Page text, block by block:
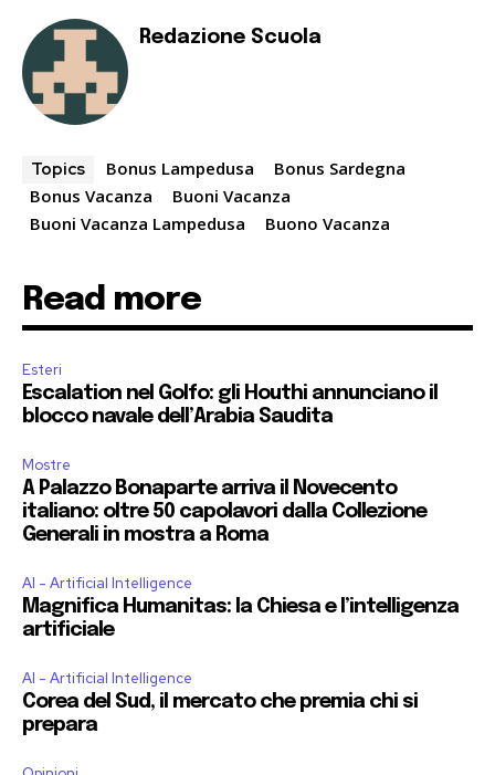
Redazione Scuola
Topics Bonus Lampedusa
Bonus Sardegna
Bonus Vacanza
Buoni Vacanza
Buoni Vacanza Lampedusa
Buono Vacanza
Read more
Esteri
Escalation nel Golfo: gli Houthi annunciano il
blocco navale dell’Arabia Saudita
Mostre
A Palazzo Bonaparte arriva il Novecento
italiano: oltre 50 capolavori dalla Collezione
Generali in mostra a Roma
AI - Artificial Intelligence
Magnifica Humanitas: la Chiesa e l’intelligenza
artificiale
AI - Artificial Intelligence
Corea del Sud, il mercato che premia chi si
prepara